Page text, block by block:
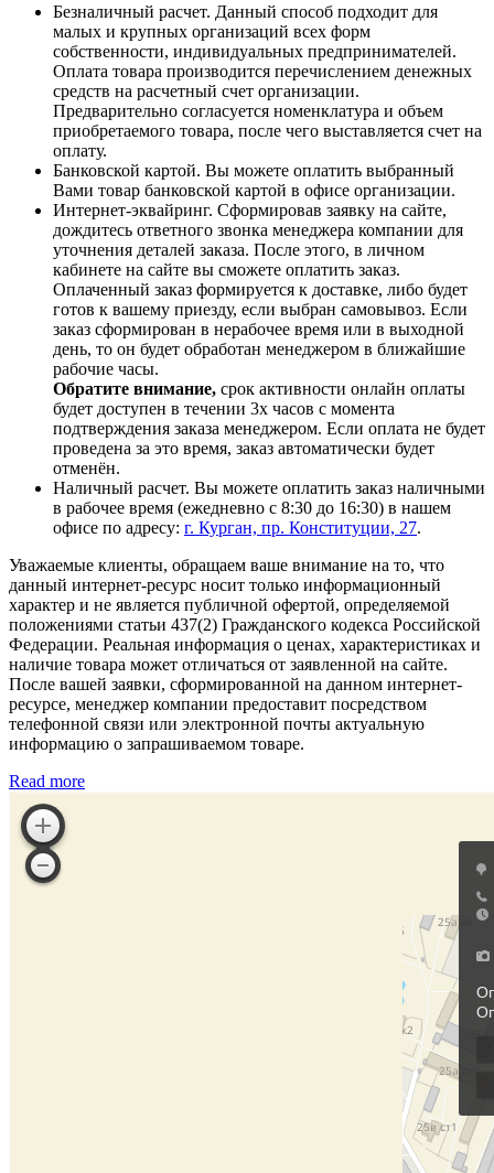
Безналичный расчет. Данный способ подходит для
малых и крупных организаций всех форм
собственности, индивидуальных предпринимателей.
Оплата товара производится перечислением денежных
средств на расчетный счет организации.
Предварительно согласуется номенклатура и объем
приобретаемого товара, после чего выставляется счет на
оплату.
Банковской картой. Вы можете оплатить выбранный
Вами товар банковской картой в офисе организации.
Интернет-эквайринг. Сформировав заявку на сайте,
дождитесь ответного звонка менеджера компании для
уточнения деталей заказа. После этого, в личном
кабинете на сайте вы сможете оплатить заказ.
Оплаченный заказ формируется к доставке, либо будет
готов к вашему приезду, если выбран самовывоз. Если
заказ сформирован в нерабочее время или в выходной
день, то он будет обработан менеджером в ближайшие
рабочие часы.
Обратите внимание, срок активности онлайн оплаты
будет доступен в течении 3х часов с момента
подтверждения заказа менеджером. Если оплата не будет
проведена за это время, заказ автоматически будет
отменён.
Наличный расчет. Вы можете оплатить заказ наличными
в рабочее время (ежедневно с 8:30 до 16:30) в нашем
офисе по адресу: г. Курган, пр. Конституции, 27.
Уважаемые клиенты, обращаем ваше внимание на то, что
данный интернет-ресурс носит только информационный
характер и не является публичной офертой, определяемой
положениями статьи 437(2) Гражданского кодекса Российской
Федерации. Реальная информация о ценах, характеристиках и
наличие товара может отличаться от заявленной на сайте.
После вашей заявки, сформированной на данном интернет-
ресурсе, менеджер компании предоставит посредством
телефонной связи или электронной почты актуальную
информацию о запрашиваемом товаре.
Read more